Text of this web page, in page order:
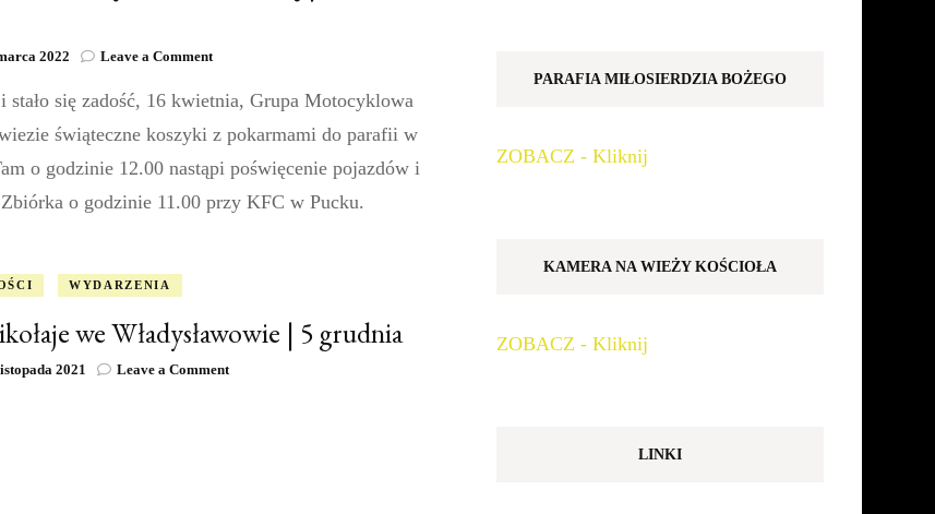
2022 Leave a Commenton
Motoświęconka
GLADĄ
|
kwietnia
stało się zadość, 16 kwietnia, Grupa Motocyklowa
świąteczne koszyki z pokarmami do parafii w
o godzinie 12.00 nastąpi poświęcenie pojazdów i
o godzinie 11.00 przy KFC w Pucku.
WYDARZENIA
we Władysławowie | 5 grudnia
2021 Leave a Commenton
PARAFIA MIŁOSIERDZIA BOŻEGO
ZOBACZ - Kliknij
KAMERA NA WIEŻY KOŚCIOŁA
ZOBACZ - Kliknij
LINKI